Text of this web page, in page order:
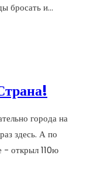
бросать и…
города на
здесь. А по
- открыл 110ю